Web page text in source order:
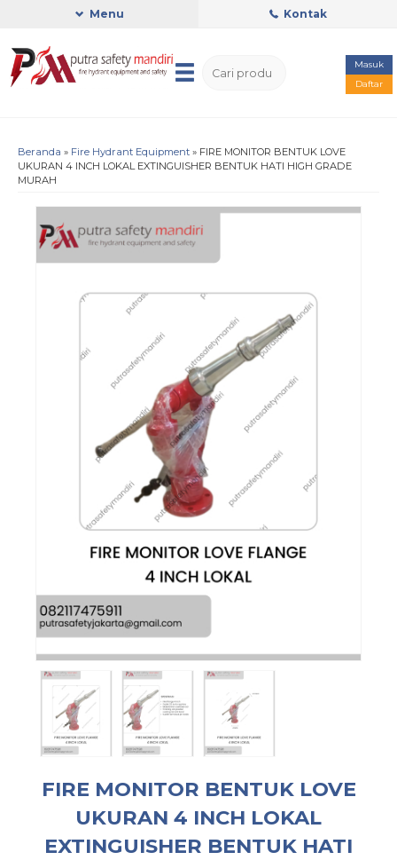
Menu Kontak
Masuk
Daftar
Beranda » Fire Hydrant Equipment » FIRE MONITOR BENTUK LOVE
UKURAN 4 INCH LOKAL EXTINGUISHER BENTUK HATI HIGH GRADE
MURAH
FIRE MONITOR BENTUK LOVE
UKURAN 4 INCH LOKAL
EXTINGUISHER BENTUK HATI